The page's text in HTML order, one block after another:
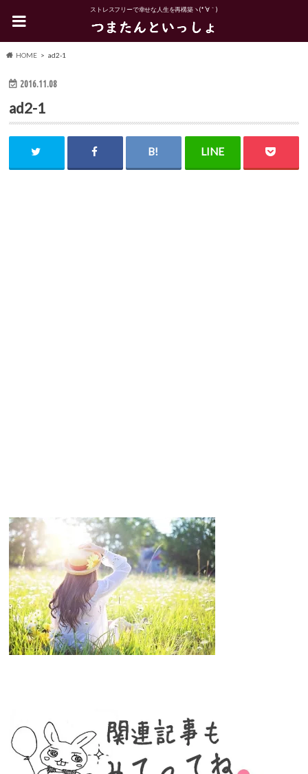
ストレスフリーで幸せな人生を再構築ヽ(*´∀｀)
HOME ad2-1
2016.11.08
ad2-1